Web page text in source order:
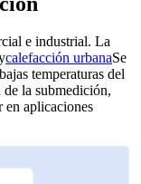
e industrial. La
calefacción urbanaSe
temperaturas del
la submedición,
en aplicaciones